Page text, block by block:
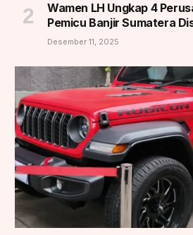
Wamen LH Ungkap 4
Pemicu Banjir Sumatera
Desember 11, 2025